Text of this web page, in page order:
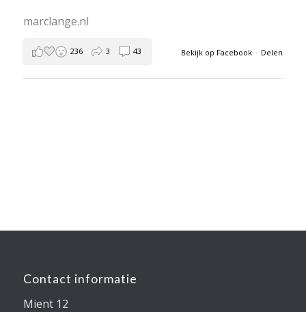
marclange.nl
Bekijk op Facebook · Delen
236 3 43
Contact informatie
Mient 12